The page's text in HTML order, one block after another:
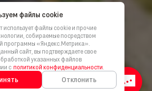
файлы cookie
использует файлы cookie и прочие
собираемые посредством
программы «Яндекс.Метрика».
сайт, вы подтверждаете свое
указанных файлов
с политикой конфиденциальности
Отклонить